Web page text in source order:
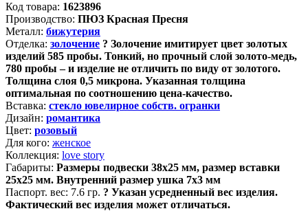
Код товара: 1623896
Производство: ПЮЗ Красная Пресня
Металл: бижутерия
Отделка: золочение ? Золочение имитирует цвет золотых
изделий 585 пробы. Тонкий, но прочный слой золото-медь,
780 пробы – и изделие не отличить по виду от золотого.
Толщина слоя 0,5 микрона. Указанная толщина
оптимальная по соотношению цена-качество.
Вставка: стекло ювелирное собств. огранки
Дизайн: романтика
Цвет: розовый
Для кого: женское
Коллекция: love story
Габариты: Размеры подвески 38х25 мм, размер вставки
25х25 мм. Внутренний размер ушка 7х3 мм
Паспорт. вес: 7.6 гр. ? Указан усредненный вес изделия.
Фактический вес изделия может отличаться.